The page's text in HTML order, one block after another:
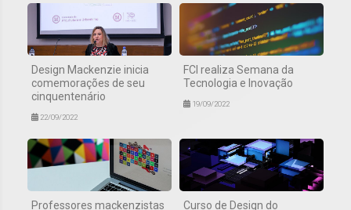
Design Mackenzie inicia
comemorações de seu
cinquentenário
22/09/2022
FCI realiza Semana da
Tecnologia e Inovação
19/09/2022
Professores mackenzistas Curso de Design do